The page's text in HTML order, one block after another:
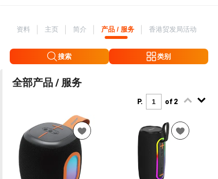
资料 主页 简介 产品 / 服务 香港贸发局活动
搜索 类别
全部产品 / 服务
P. of 2